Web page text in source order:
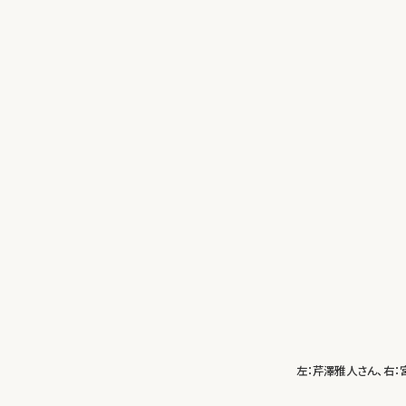
左：芹澤雅人さん、右